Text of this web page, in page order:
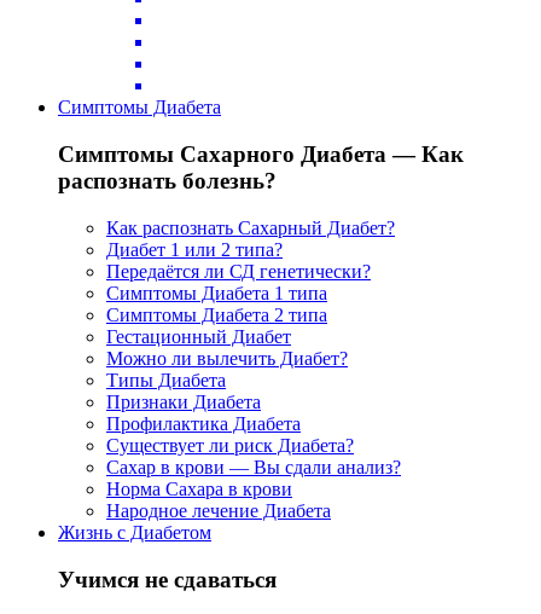
Симптомы Диабета
Симптомы Сахарного Диабета — Как
распознать болезнь?
Как распознать Сахарный Диабет?
Диабет 1 или 2 типа?
Передаётся ли СД генетически?
Симптомы Диабета 1 типа
Симптомы Диабета 2 типа
Гестационный Диабет
Можно ли вылечить Диабет?
Типы Диабета
Признаки Диабета
Профилактика Диабета
Существует ли риск Диабета?
Сахар в крови — Вы сдали анализ?
Норма Сахара в крови
Народное лечение Диабета
Жизнь с Диабетом
Учимся не сдаваться